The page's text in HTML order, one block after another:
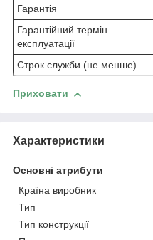
Гарантія
Гарантійний термін
експлуатації
Строк служби (не менше)
Приховати
Характеристики
Основні атрибути
Країна виробник
Тип
Тип конструкції